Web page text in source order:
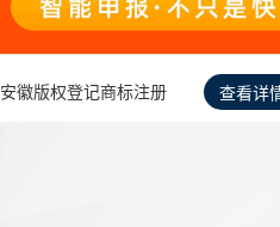
查看详
安徽版权登记商标注册